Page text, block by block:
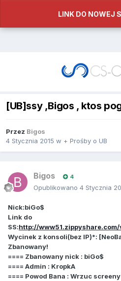
LINK DO NOWEJ
[UB]ssy ,Bigos , ktos
Przez Bigos
4 Stycznia 2015 w + Prośby o UB
Bigos 4
Opublikowano 4 Stycznia
Nick:biGo$
Link do
SS:http://
Wycinek z konsoli(bez IP)*:
Zbanowany!
==== Zbanowany nick : biGo$
==== Admin : KropkA
==== Powod Bana : Wrzuc